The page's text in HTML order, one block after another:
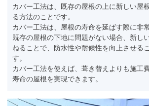
カバー工法は、既存の屋根の上に新しい屋
る方法のことです。
カバー工法は、屋根の寿命を延ばす際に非
既存の屋根の下地に問題がない場合、新し
ねることで、防水性や耐候性を向上させる
す。
カバー工法を使えば、葺き替えよりも施工
寿命の屋根を実現できます。